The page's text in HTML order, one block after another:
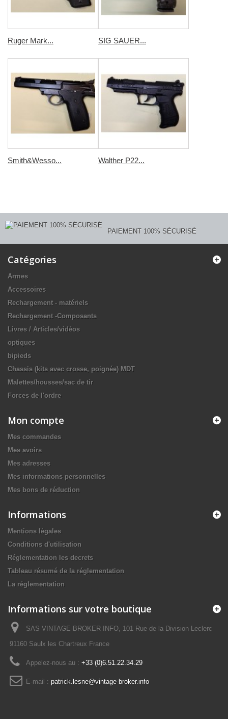
Ruger Mark... SIG SAUER...
Smith&Wesso... Walther P22...
PAIEMENT 100% SÉCURISÉ
Catégories
Armes
Accessoires
Rechargement - matériels
Rechargement -Composants
Livres / Articles/vidéos
optiques
bipieds
Chassis (kits avec crosse, poignée) MDT
Malettes/housses/sac de tir
Forces de l'ordre
Mon compte
Mes commandes
Mes avoirs
Mes adresses
Mes informations personnelles
Mes bons de réduction
Informations
Mentions légales
Conditions d'utilisation
Réglementation les decrets
Tableau résumé de la réglementation
La réglementation
Informations sur votre boutique
SAS VINTAGE-BROKER INFO, 101 Rue de la Division Leclerc
91160 Saulx les Chartreux France
Appelez-nous au : +33 (0)6.51.22.34.29
E-mail : patrick.lesne@vintage-broker.info